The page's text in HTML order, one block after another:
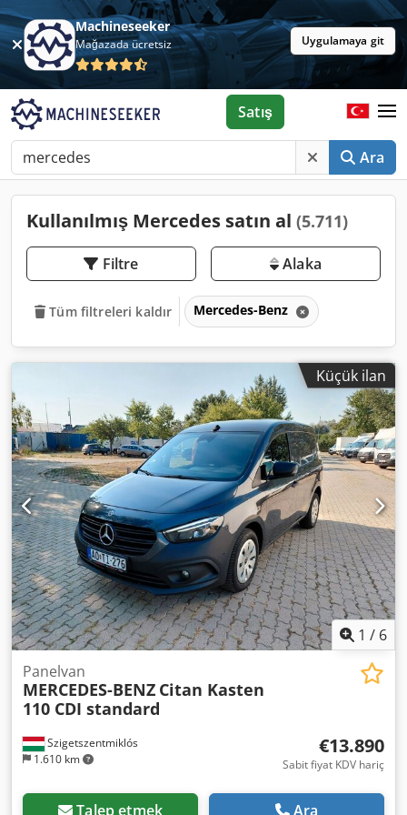
Machineseeker
Mağazada ücretsiz Uygulamaya git
Ara
Satış
Kullanılmış Mercedes satın al (5.711)
Filtre Alaka
Tüm filtreleri kaldır Mercedes-Benz
Küçük ilan
1 / 6
Szigetszentmiklós
1.610 km
Panelvan
MERCEDES-BENZ Citan Kasten
110 CDI standard
€13.890
Sabit fiyat KDV hariç
Talep etmek Ara